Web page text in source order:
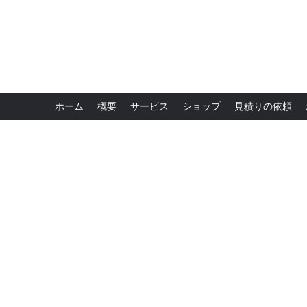
ホーム 概要 サービス ショップ 見積りの依頼